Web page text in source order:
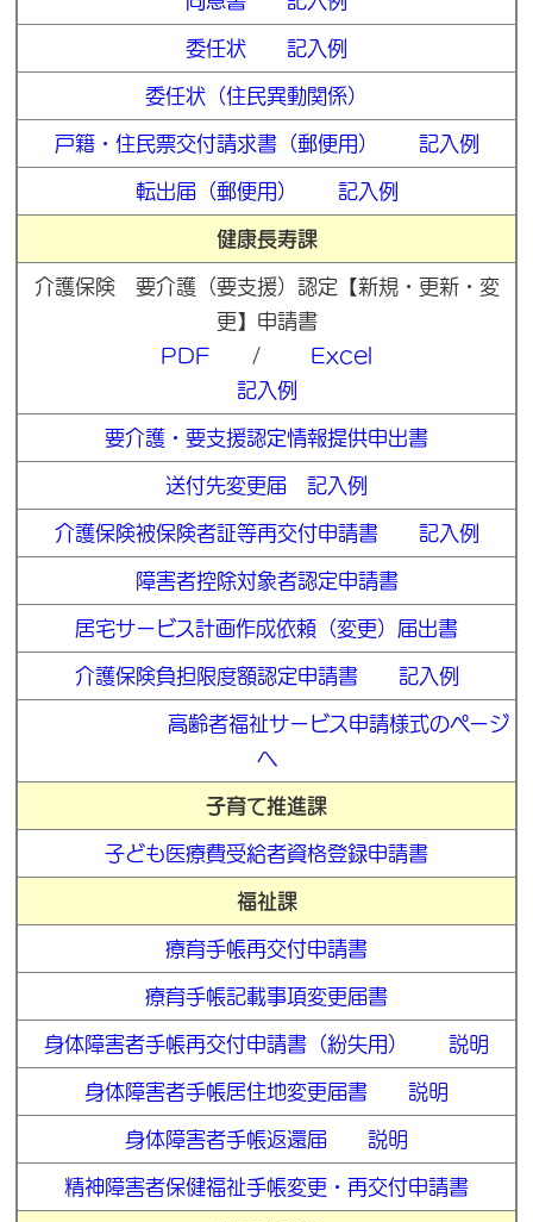
委任状 記入例
委任状（住民異動関係）
戸籍・住民票交付請求書（郵便用） 記入例
転出届（郵便用） 記入例
健康長寿課
介護保険 要介護（要支援）認定【新規・更新・変
更】申請書
PDF /
Excel
記入例
要介護・要支援認定情報提供申出書
送付先変更届 記入例
介護保険被保険者証等再交付申請書 記入例
障害者控除対象者認定申請書
居宅サービス計画作成依頼（変更）届出書
介護保険負担限度額認定申請書 記入例
高齢者福祉サービス申請様式のページ
へ
子育て推進課
子ども医療費受給者資格登録申請書
福祉課
療育手帳再交付申請書
療育手帳記載事項変更届書
身体障害者手帳再交付申請書（紛失用） 説明
身体障害者手帳居住地変更届書 説明
身体障害者手帳返還届 説明
精神障害者保健福祉手帳変更・再交付申請書